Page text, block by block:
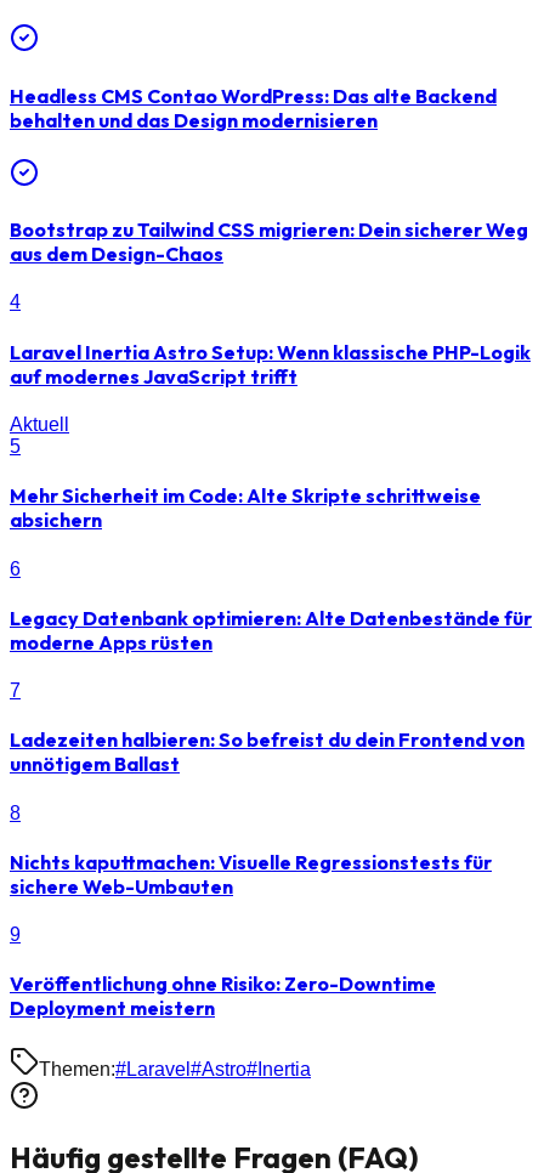
Headless CMS Contao WordPress: Das alte Backend
behalten und das Design modernisieren
Bootstrap zu Tailwind CSS migrieren: Dein sicherer Weg
aus dem Design-Chaos
4
Laravel Inertia Astro Setup: Wenn klassische PHP-Logik
auf modernes JavaScript trifft
Aktuell
5
Mehr Sicherheit im Code: Alte Skripte schrittweise
absichern
6
Legacy Datenbank optimieren: Alte Datenbestände für
moderne Apps rüsten
7
Ladezeiten halbieren: So befreist du dein Frontend von
unnötigem Ballast
8
Nichts kaputtmachen: Visuelle Regressionstests für
sichere Web-Umbauten
9
Veröffentlichung ohne Risiko: Zero-Downtime
Deployment meistern
Themen:#Laravel #Astro# Inertia
Häufig gestellte Fragen (FAQ)